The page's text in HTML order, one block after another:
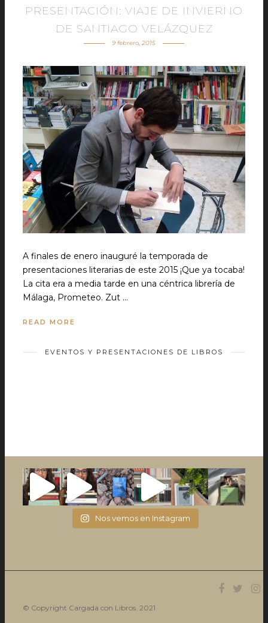
PRESENTACIÓN: VIAJE DE INVIERNO
DE SANTIAGO VELÁZQUEZ
9 febrero, 2015
A finales de enero inauguré la temporada de
presentaciones literarias de este 2015 ¡Que ya tocaba!
La cita era a media tarde en una céntrica librería de
Málaga, Prometeo. Zut …
READ MORE
EVENTOS Y PRESENTACIONES DE LIBROS
Nos vemos en Instagram
© Copyright Cargada con Libros. 2021